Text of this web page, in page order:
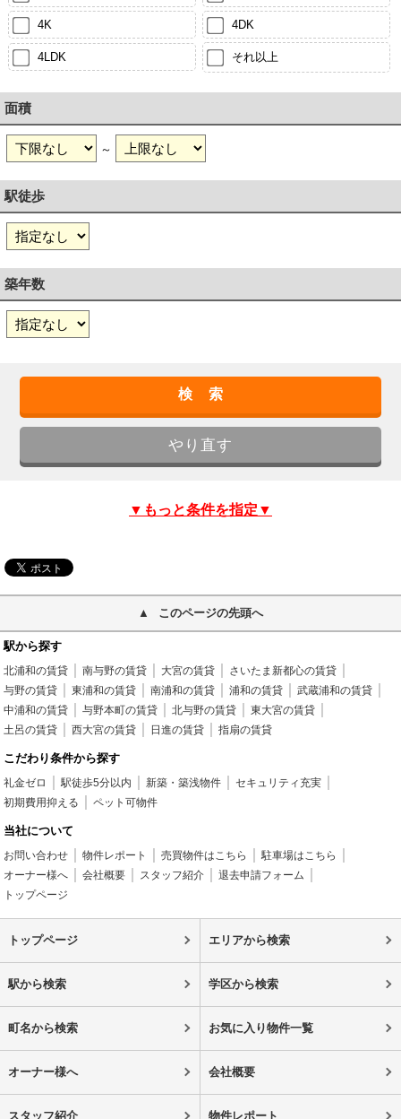
4K 4DK
4LDK それ以上
面積
～
駅徒歩
築年数
▼もっと条件を指定▼
このページの先頭へ
駅から探す
北浦和の賃貸 南与野の賃貸 大宮の賃貸
さいたま新都心の賃貸
与野の賃貸
東浦和の賃貸 南浦和の賃貸 浦和の賃貸
武蔵浦和の賃貸
中浦和の賃貸
与野本町の賃貸 北与野の賃貸
東大宮の賃貸
土呂の賃貸
西大宮の賃貸 日進の賃貸 指扇の賃貸
こだわり条件から探す
礼金ゼロ 駅徒歩5分以内 新築・築浅物件
セキュリティ充実
初期費用抑える
ペット可物件
当社について
お問い合わせ 物件レポート 売買物件はこちら
駐車場はこちら
オーナー様へ
会社概要 スタッフ紹介
退去申請フォーム
トップページ
トップページ エリアから検索
駅から検索 学区から検索
町名から検索 お気に入り物件一覧
オーナー様へ 会社概要
スタッフ紹介 物件レポート